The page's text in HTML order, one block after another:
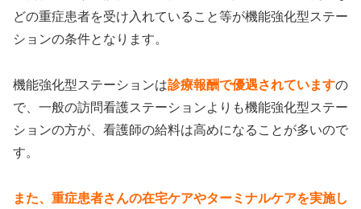
どの重症患者を受け入れていること等が機能強化型ステー
ションの条件となります。
機能強化型ステーションは診療報酬で優遇されていますの
で、一般の訪問看護ステーションよりも機能強化型ステー
ションの方が、看護師の給料は高めになることが多いので
す。
また、重症患者さんの在宅ケアやターミナルケアを実施し